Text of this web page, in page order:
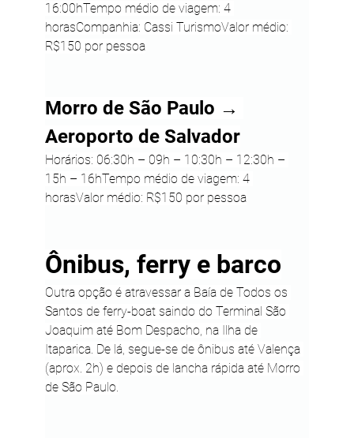
16:00hTempo médio de viagem: 4
horasCompanhia: Cassi TurismoValor médio:
R$150 por pessoa
Morro de São Paulo →
Aeroporto de Salvador
Horários: 06:30h – 09h – 10:30h – 12:30h –
15h – 16hTempo médio de viagem: 4
horasValor médio: R$150 por pessoa
Ônibus, ferry e barco
Outra opção é atravessar a Baía de Todos os
Santos de ferry-boat saindo do Terminal São
Joaquim até Bom Despacho, na Ilha de
Itaparica. De lá, segue-se de ônibus até Valença
(aprox. 2h) e depois de lancha rápida até Morro
de São Paulo.